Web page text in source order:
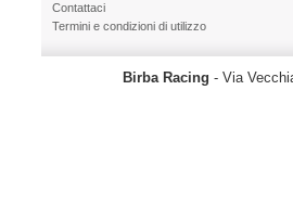
Contattaci
Termini e condizioni di utilizzo
Birba Racing - Via